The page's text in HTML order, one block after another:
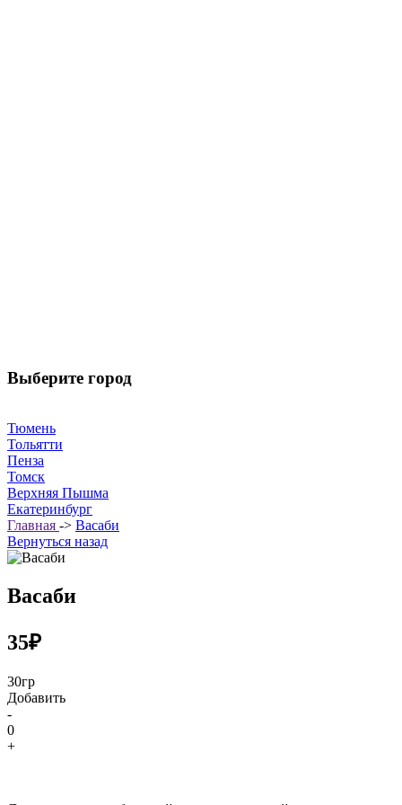
Выберите город
Тюмень
Тольятти
Пенза
Томск
Верхняя Пышма
Екатеринбург
Главная -> Васаби
Вернуться назад
Васаби
35₽
30гр
Добавить
-
0
+